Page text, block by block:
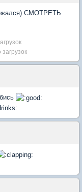
СМОТРЕТЬ